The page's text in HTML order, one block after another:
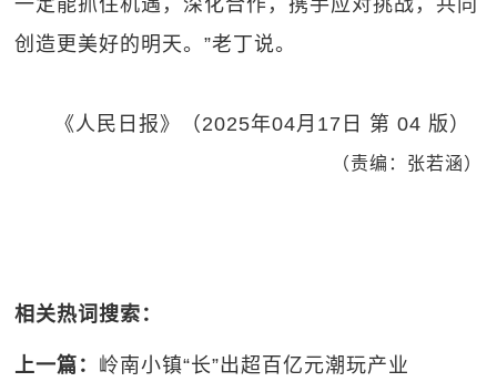
一定能抓住机遇，深化合作，携手应对挑战，共同
创造更美好的明天。”老丁说。
《人民日报》（2025年04月17日 第 04 版）
（责编：张若涵）
相关热词搜索：
上一篇： 岭南小镇“长”出超百亿元潮玩产业